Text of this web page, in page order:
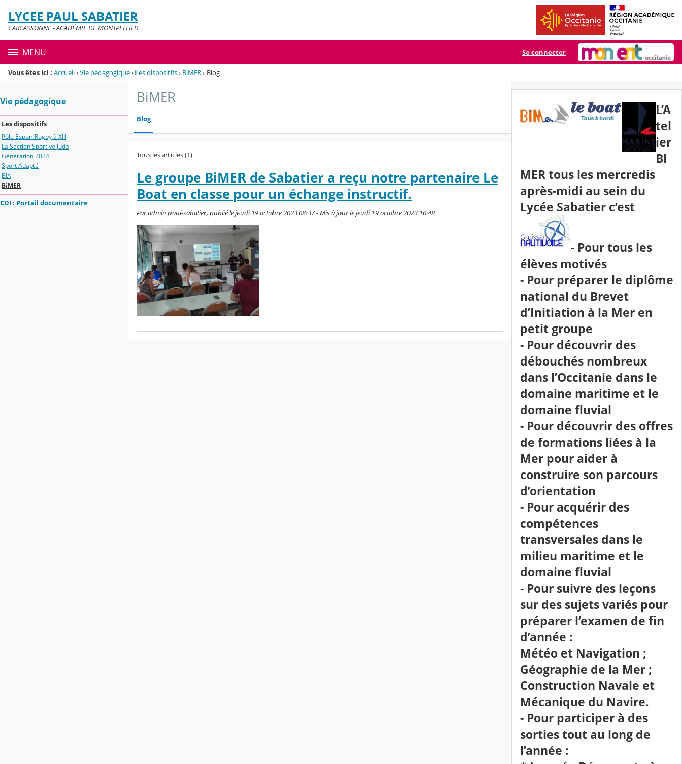
Menu de la rubrique
Contenu
LYCEE PAUL SABATIER
CARCASSONNE - ACADÉMIE DE MONTPELLIER
MENU Se connecter
Vous êtes ici : Accueil›Vie pédagogique› Les dispositifs› BiMER› Blog
Vie pédagogique
Les dispositifs
Pôle Espoir Rugby à XIII
La Section Sportive Judo
Génération 2024
Sport Adapté
BIA
BiMER
CDI : Portail documentaire
BiMER
Blog
Tous les articles (1)
Le groupe BiMER de Sabatier a reçu notre partenaire Le
Boat en classe pour un échange instructif.
Par admin paul-sabatier, publié le jeudi 19 octobre 2023 08:37 - Mis à jour le jeudi 19 octobre 2023 10:48
L’A
tel
ier
BI
MER tous les mercredis
après-midi au sein du
Lycée Sabatier c’est
- Pour tous les
élèves motivés
- Pour préparer le diplôme
national du Brevet
d’Initiation à la Mer en
petit groupe
- Pour découvrir des
débouchés nombreux
dans l’Occitanie dans le
domaine maritime et le
domaine fluvial
- Pour découvrir des offres
de formations liées à la
Mer pour aider à
construire son parcours
d’orientation
- Pour acquérir des
compétences
transversales dans le
milieu maritime et le
domaine fluvial
- Pour suivre des leçons
sur des sujets variés pour
préparer l’examen de fin
d’année :
Météo et Navigation ;
Géographie de la Mer ;
Construction Navale et
Mécanique du Navire.
- Pour participer à des
sorties tout au long de
l’année :